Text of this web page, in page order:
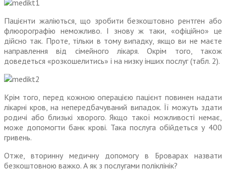
Пацієнти жаліються, що зробити безкоштовно рентген або
флюорографію неможливо. І знову ж таки, «офіційно» це
дійсно так. Проте, тільки в тому випадку, якщо ви не маєте
направлення від сімейного лікаря. Окрім того, також
доведеться «розкошели­тись» і на низку інших послуг (табл. 2).
Крім того, перед кожною операцією пацієнт повинен надати
лікарні кров, на непередбачуваний випадок. Її можуть здати
родичі або близькі хворого. Якщо такої можливості немає,
може допомогти банк крові. Така послуга обійдеться у 400
гривень.
Отже, вторинну медичну допо­могу в Броварах назвати
безко­штовною важко. А як з послугами поліклінік?